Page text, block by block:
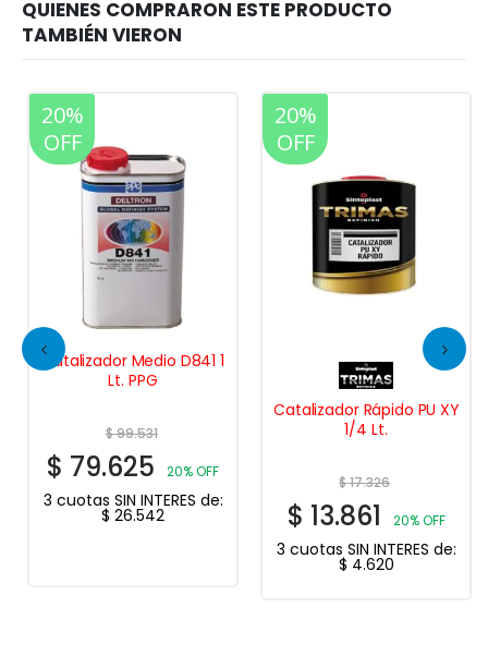
Medio D841 1
20% OFF
SIN INTERES de:
Catalizador Rápido PU XY
$ 13.861 20% OFF
3 cuotas SIN INTERES de:
$
3